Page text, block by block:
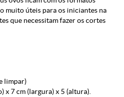
muito úteis para os iniciantes na
que necessitam fazer os cortes
limpar)
x 7 cm (largura) x 5 (altura).